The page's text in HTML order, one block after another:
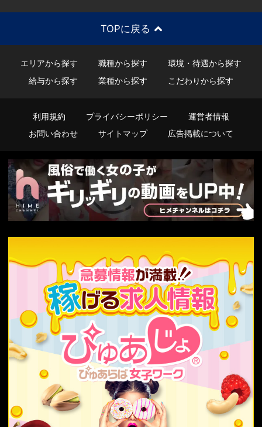
TOPに戻る
エリアから探す 職種から探す
環境・待遇から探す
給与から探す
業種から探す こだわりから探す
利用規約 プライバシーポリシー
運営者情報
お問い合わせ
サイトマップ 広告掲載について